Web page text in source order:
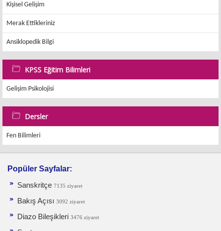
Kişisel Gelişim
Merak Ettikleriniz
Ansiklopedik Bilgi
KPSS Eğitim Bilimleri
Gelişim Psikolojisi
Dersler
Fen Bilimleri
Popüler Sayfalar:
Sanskritçe 7135 ziyaret
Bakış Açısı 3092 ziyaret
Diazo Bileşikleri 3476 ziyaret